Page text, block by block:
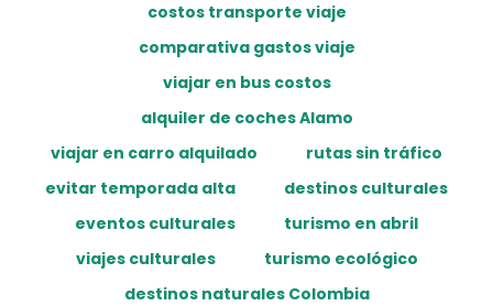
costos transporte viaje
comparativa gastos viaje
viajar en bus costos
alquiler de coches Alamo
viajar en carro alquilado
rutas sin tráfico
evitar temporada alta
destinos culturales
eventos culturales
turismo en abril
viajes culturales
turismo ecológico
destinos naturales Colombia